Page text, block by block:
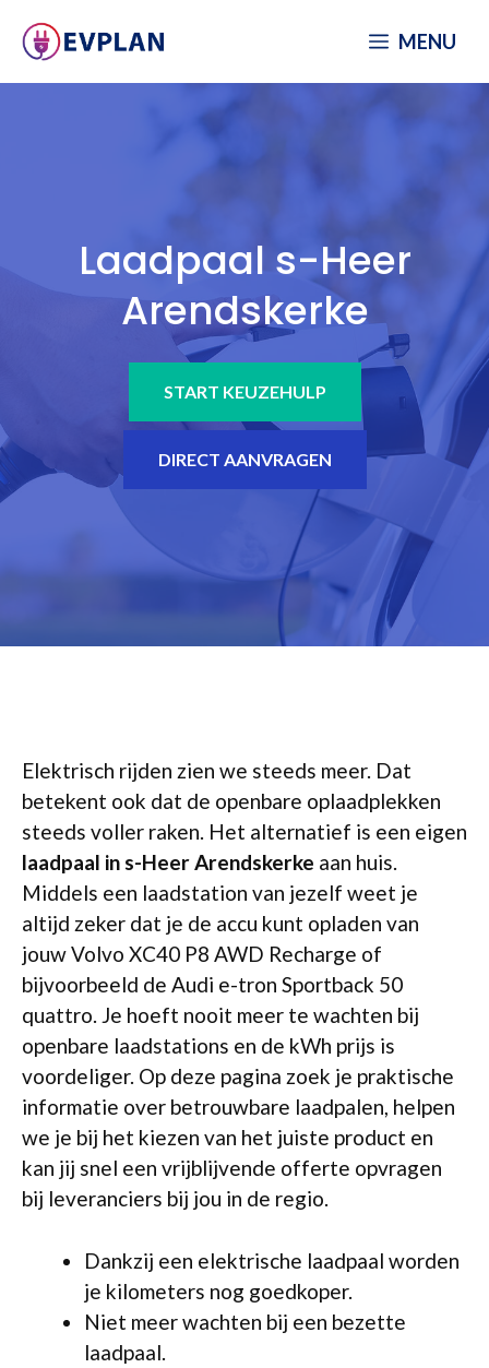
naar
MENU
Laadpaal s-Heer
Arendskerke
START KEUZEHULP
DIRECT AANVRAGEN
Elektrisch rijden zien we steeds meer. Dat
betekent ook dat de openbare oplaadplekken
steeds voller raken. Het alternatief is een eigen
laadpaal in s-Heer Arendskerke aan huis.
Middels een laadstation van jezelf weet je
altijd zeker dat je de accu kunt opladen van
jouw Volvo XC40 P8 AWD Recharge of
bijvoorbeeld de Audi e-tron Sportback 50
quattro. Je hoeft nooit meer te wachten bij
openbare laadstations en de kWh prijs is
voordeliger. Op deze pagina zoek je praktische
informatie over betrouwbare laadpalen, helpen
we je bij het kiezen van het juiste product en
kan jij snel een vrijblijvende offerte opvragen
bij leveranciers bij jou in de regio.
Dankzij een elektrische laadpaal worden
je kilometers nog goedkoper.
Niet meer wachten bij een bezette
laadpaal.